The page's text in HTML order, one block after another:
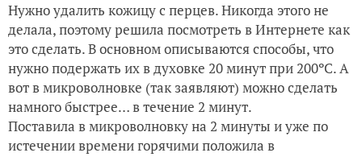
Нужно удалить кожицу с перцев. Никогда этого не
делала, поэтому решила посмотреть в Интернете как
это сделать. В основном описываются способы, что
нужно подержать их в духовке 20 минут при 200ºC. А
вот в микроволновке (так заявляют) можно сделать
намного быстрее… в течение 2 минут.
Поставила в микроволновку на 2 минуты и уже по
истечении времени горячими положила в